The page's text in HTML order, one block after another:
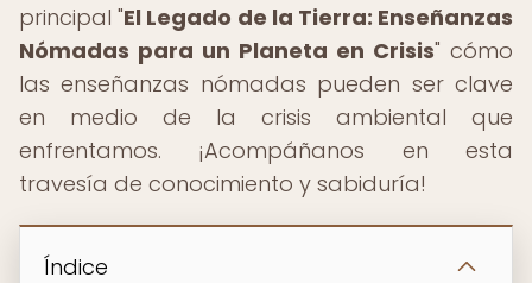
principal "El Legado de la Tierra: Enseñanzas
Nómadas para un Planeta en Crisis" cómo
las enseñanzas nómadas pueden ser clave
en medio de la crisis ambiental que
enfrentamos. ¡Acompáñanos en esta
travesía de conocimiento y sabiduría!
Índice